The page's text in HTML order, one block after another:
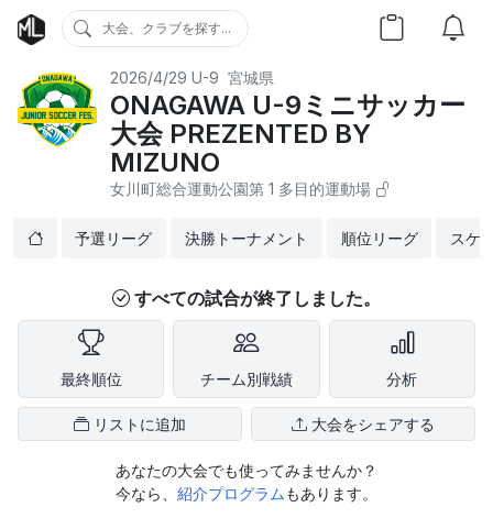
大会、クラブを探す...
2026/4/29 U-9 宮城県
ONAGAWA U-9ミニサッカー
⼤会 PREZENTED BY
MIZUNO
⼥川町総合運動公園第 1 多⽬的運動場
予選リーグ 決勝トーナメント 順位リーグ スケ
すべての試合が終了しました。
最終順位 チーム別戦績 分析
リストに追加 大会をシェアする
あなたの大会でも使ってみませんか？
今なら、 紹介プログラム もあります。